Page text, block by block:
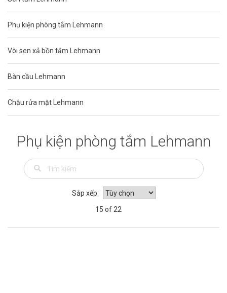
Phụ kiện phòng tắm Lehmann
Vòi sen xả bồn tắm Lehmann
Bàn cầu Lehmann
Chậu rửa mặt Lehmann
Phụ kiện phòng tắm Lehmann
Sắp xếp:
15 of 22